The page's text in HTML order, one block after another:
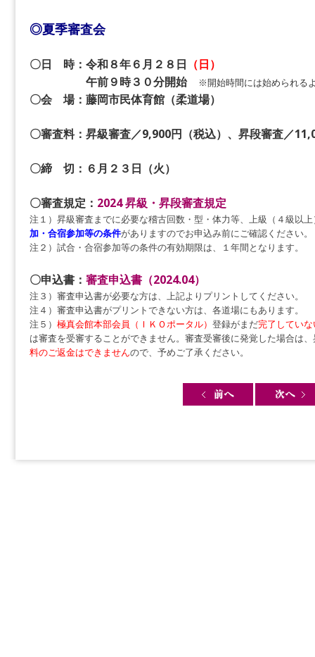
◎夏季審査会
〇日 時：令和８年６月２８日 （日）
午前９時３０分開始 ※開始時間には始められる
〇会 場：藤岡市民体育館（柔道場）
〇審査料：昇級審査／9,900円（税込）、昇段審査／
〇締 切：６月２３日（火）
〇審査規定： 2024 昇級・昇段審査規定
注１）昇級審査までに必要な稽古回数・型・体力等、上級（４級以
加・合宿参加等の条件がありますのでお申込み前にご確認ください。
注２）試合・合宿参加等の条件の有効期限は、１年間となります。
〇申込書： 審査申込書（2024.04）
注３）審査申込書が必要な方は、上記よりプリントしてください。
注４）審査申込書がプリントできない方は、各道場にもあります。
注５） 極真会館本部会員（ＩＫＯポータル） 登録がまだ完了していな
は審査を受審することができません。審査受審後に発覚した場合は
料のご返金はできませんので、予めご了承ください。